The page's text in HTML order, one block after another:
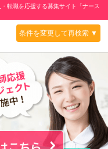
転職を応援する募集サイト「ナース
条件を変更して再検索 ▼